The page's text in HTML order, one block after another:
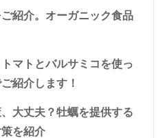
紹介。オーガニック食品
マトとバルサミコを使っ
紹介します！
大丈夫？牡蠣を提供する
を紹介